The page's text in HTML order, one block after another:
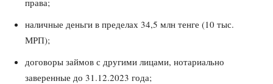
права;
наличные деньги в пределах 34,5 млн тенге (10 тыс.
МРП);
договоры займов с другими лицами, нотариально
заверенные до 31.12.2023 года;